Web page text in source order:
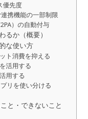
優先度
携機能の一部制限
）の自動付与
るか（概要）
な使い方
ト消費を抑える
活用する
用する
リを使い分ける
と・できないこと